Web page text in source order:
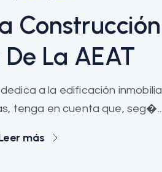
La AEAT
a la edificación
tenga en cuenta que,
más